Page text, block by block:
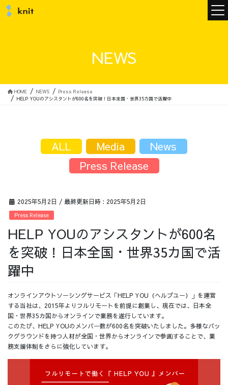
サービス
採用情報
採用情報トップ チームインタビュー01
チームインタビュー02 チームインタビュー03
NEWS
HOME NEWS
Press Release
HELP YOUのアシスタントが600名を突破！日本全国・世界35カ国で活躍中
2025年5月2日 / 最終更新日時 : 2025年5月2日
Press Release
HELP YOUのアシスタントが600名
を突破！日本全国・世界35カ国で活
躍中
オンラインアウトソーシングサービス「HELP YOU（ヘルプユー）」を運営
する当社は、2015年よりフルリモートを前提に創業し、現在では、日本全
国・世界35カ国からオンラインで業務を遂行しています。
このたび、HELP YOUのメンバー数が600名を突破いたしました。多様なバッ
クグラウンドを持つ人材が全国・世界からオンラインで参画することで、業
務支援体制をさらに強化しています。
ALL Media
News
Press Release